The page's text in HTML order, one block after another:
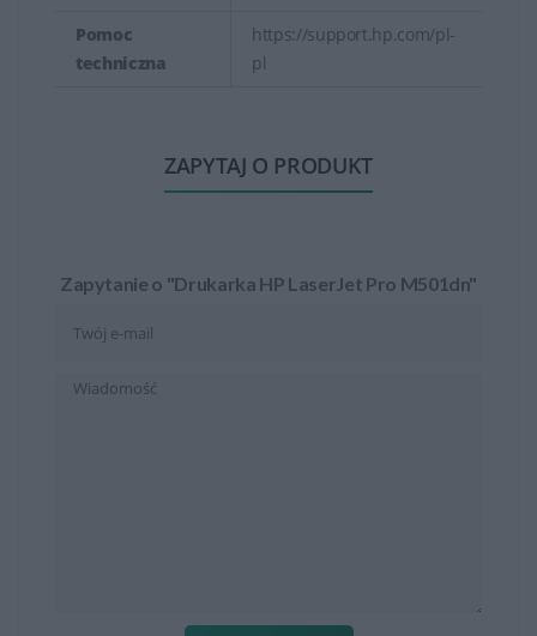
Pomoc
techniczna
https://support.hp.com/pl-
pl
ZAPYTAJ O PRODUKT
Zapytanie o "Drukarka HP LaserJet Pro M501dn"